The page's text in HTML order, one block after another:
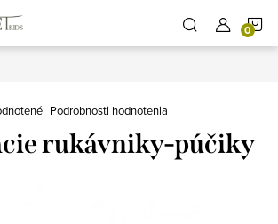
Podrobnosti hodnotenia
rukávniky-púčiky